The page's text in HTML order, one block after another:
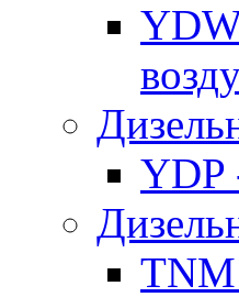
YDP
TNM